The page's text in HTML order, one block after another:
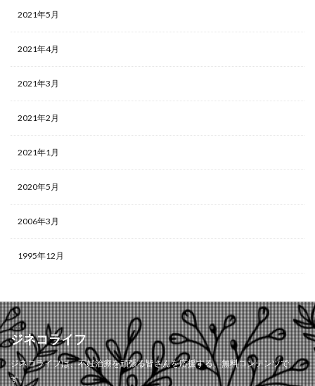
2021年5月
2021年4月
2021年3月
2021年2月
2021年1月
2020年5月
2006年3月
1995年12月
ジネコライフ
ジネコライフは、不妊治療を頑張る皆さんを応援する、無料コンテンツで
す。